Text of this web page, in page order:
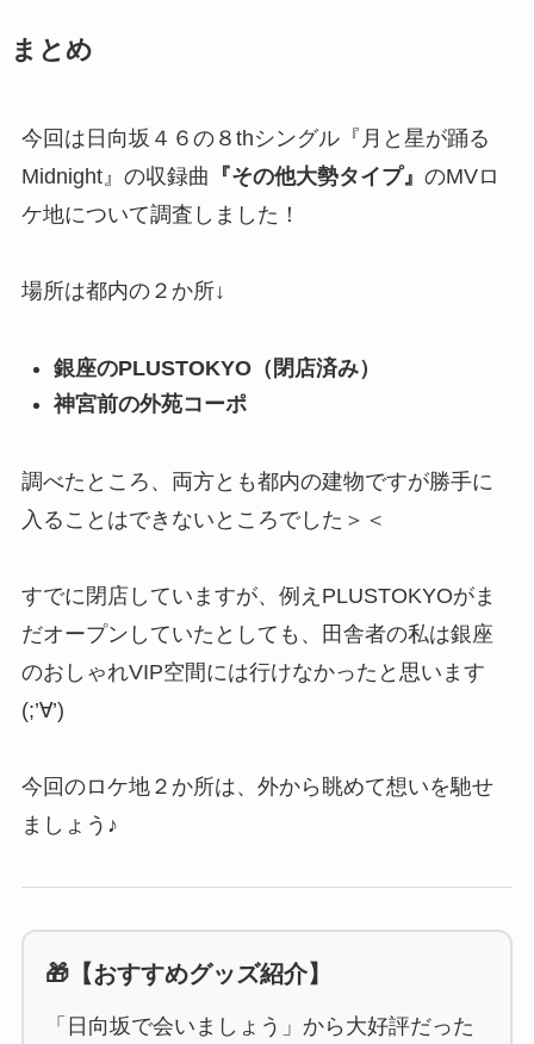
まとめ
今回は日向坂４６の８thシングル『月と星が踊る
Midnight』の収録曲 『その他大勢タイプ』 のMVロ
ケ地について調査しました！
場所は都内の２か所↓
銀座のPLUSTOKYO（閉店済み）
神宮前の外苑コーポ
調べたところ、両方とも都内の建物ですが勝手に
入ることはできないところでした＞＜
すでに閉店していますが、例えPLUSTOKYOがま
だオープンしていたとしても、田舎者の私は銀座
のおしゃれVIP空間には行けなかったと思います
(;’∀’)
今回のロケ地２か所は、外から眺めて想いを馳せ
ましょう♪
🎁【おすすめグッズ紹介】
「日向坂で会いましょう」から大好評だった